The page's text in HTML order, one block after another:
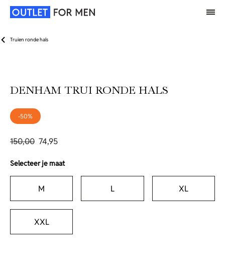
Truien ronde hals
DENHAM TRUI RONDE HALS
-50%
150,00 74,95
Selecteer je maat
M L XL
XXL